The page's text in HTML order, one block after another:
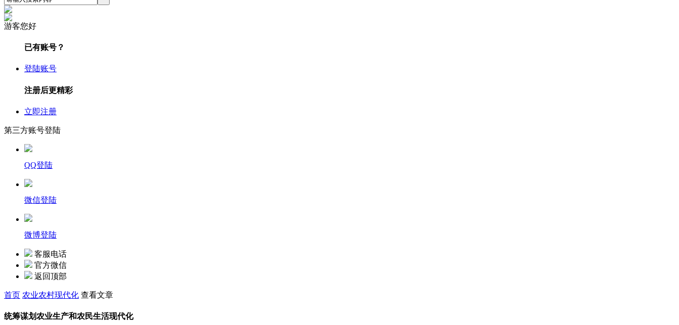
游客您好
已有账号？
登陆账号
注册后更精彩
立即注册
第三方账号登陆
QQ登陆
微信登陆
微博登陆
客服电话
官方微信
返回顶部
首页 农业农村现代化 查看文章
统筹谋划农业生产和农民生活现代化